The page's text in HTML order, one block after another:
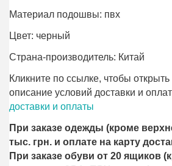
Материал подошвы: пвх
Цвет: черный
Страна-производитель: Китай
Кликните по ссылке, чтобы
описание условий доставки и
доставки и оплаты
При заказе одежды (кроме
тыс. грн. и оплате на карту
При заказе обуви от 20 ящиков